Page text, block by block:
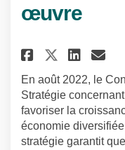
œuvre
Partager
En août 2022, le
Stratégie
favoriser la
économie
stratégie garantit